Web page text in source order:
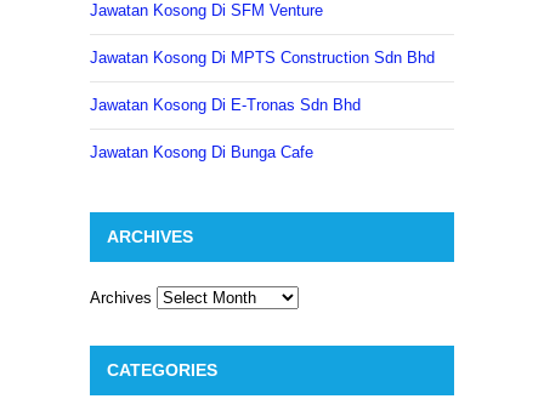
Jawatan Kosong Di SFM Venture
Jawatan Kosong Di MPTS Construction Sdn Bhd
Jawatan Kosong Di E-Tronas Sdn Bhd
Jawatan Kosong Di Bunga Cafe
ARCHIVES
Archives
CATEGORIES